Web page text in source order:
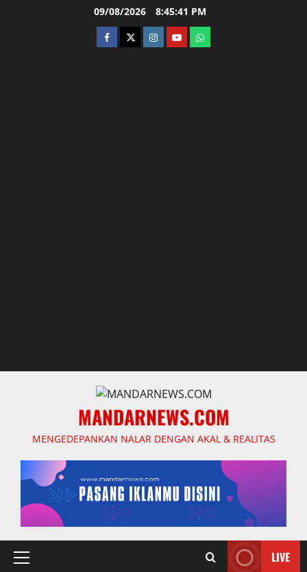
09/08/2026 8:45:42 PM
facebooktwitterinstagram.com
youtubewhatsapp
MANDARNEWS.COM
MENGEDEPANKAN NALAR DENGAN AKAL & REALITAS
Primary
LIVE